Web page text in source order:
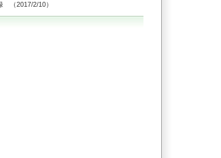
（2017/2/10）